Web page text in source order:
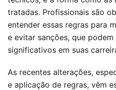
tratadas. Profissionais são
entender essas regras para
e evitar sanções, que
significativos em suas
As recentes alterações,
e aplicação de regras, vêm